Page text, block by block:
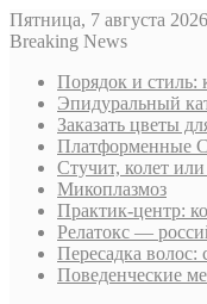
Пятница, 7 августа 2026
Breaking News
Порядок и стиль:
Эпидуральный
Заказать цветы
Платформенные
Стучит, колет
Микоплазмоз
Практик-центр:
Релатокс —
Пересадка
Поведенческие